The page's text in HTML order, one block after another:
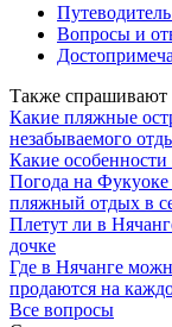
Вопросы и
Также спрашивают
Какие пляжные
незабываемого
Какие
Погода на Фукуоке
пляжный отдых в
Плетут ли в
дочке
Где в Нячанге
продаются на
Все вопросы